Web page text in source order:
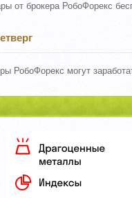
от брокера РобоФорекс
РобоФорекс могут